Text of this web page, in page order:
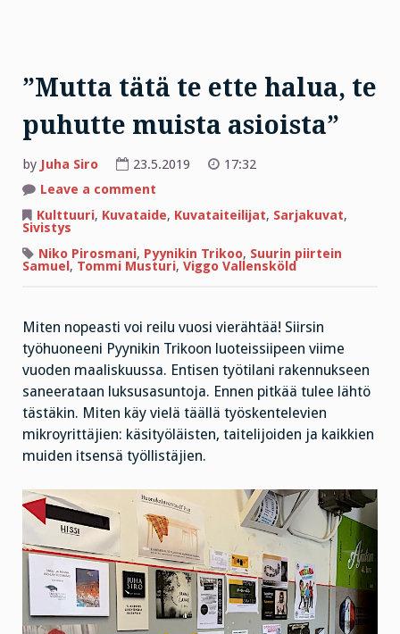
”Mutta tätä te ette halua, te
puhutte muista asioista”
by Juha Siro 23.5.2019
17:32
Leave a comment
tätä
te
halua,
te
puhutte
Kulttuuri, Kuvataide, Kuvataiteilijat, Sarjakuvat,
Sivistys
Niko Pirosmani, Pyynikin Trikoo, Suurin piirtein
Samuel, Tommi Musturi, Viggo Vallensköld
Miten nopeasti voi reilu vuosi vierähtää! Siirsin
työhuoneeni Pyynikin Trikoon luoteissiipeen viime
vuoden maaliskuussa. Entisen työtilani rakennukseen
saneerataan luksusasuntoja. Ennen pitkää tulee lähtö
tästäkin. Miten käy vielä täällä työskentelevien
mikroyrittäjien: käsityöläisten, taitelijoiden ja kaikkien
muiden itsensä työllistäjien.